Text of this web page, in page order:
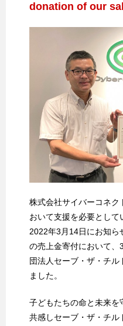
donation of our
株式会社サイバーコネク
おいて支援を必要として
2022年3月14日にお知ら
の売上金寄付において、
団法人セーブ・ザ・チル
ました。
子どもたちの命と未来を
共感しセーブ・ザ・チル